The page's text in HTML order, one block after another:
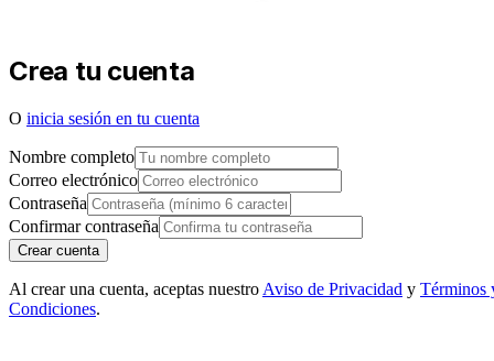
Crea tu cuenta
O inicia sesión en tu cuenta
Nombre completo
Correo electrónico
Contraseña
Confirmar contraseña
Crear cuenta
Al crear una cuenta, aceptas nuestro Aviso de Privacidad y Términos
Condiciones.